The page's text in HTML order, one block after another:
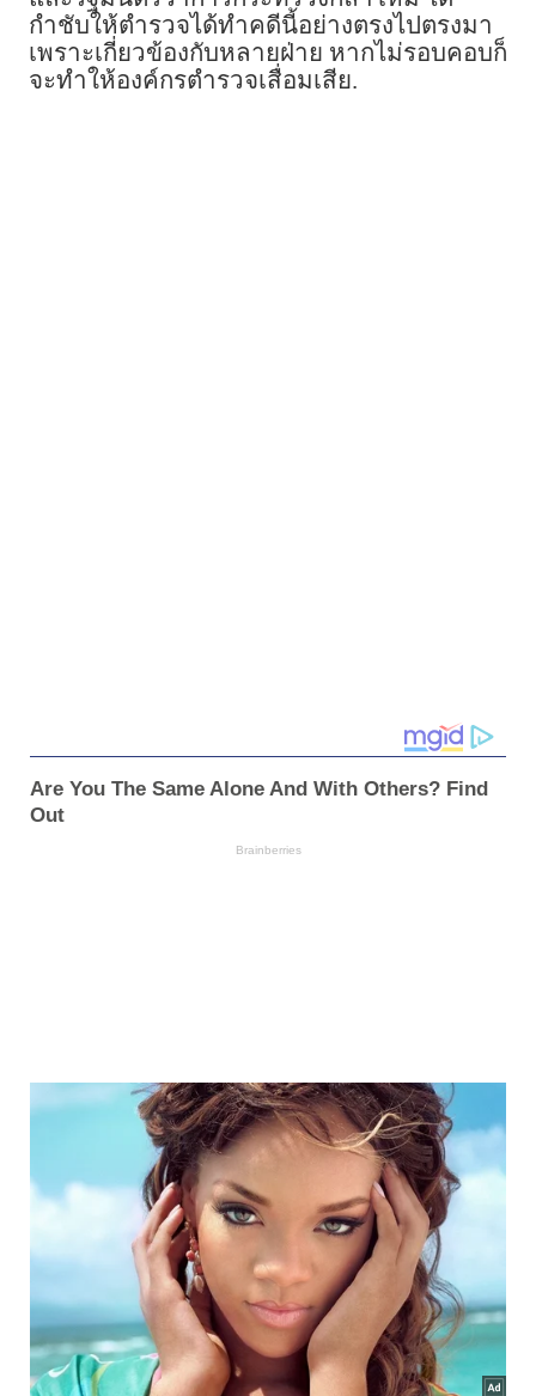
กำชับให้ตำรวจได้ทำคดีนี้อย่างตรงไปตรงมา
เพราะเกี่ยวข้องกับหลายฝ่าย หากไม่รอบคอบก็
จะทำให้องค์กรตำรวจเสื่อมเสีย.